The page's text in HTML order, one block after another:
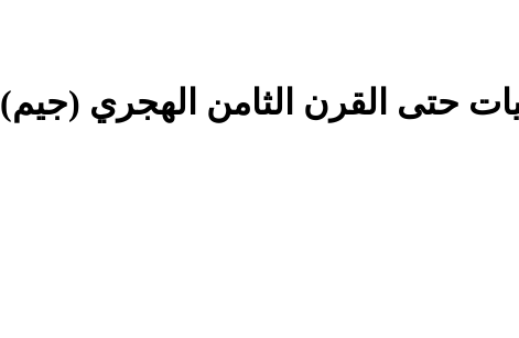
حتى القرن الثامن الهجري (جيم)